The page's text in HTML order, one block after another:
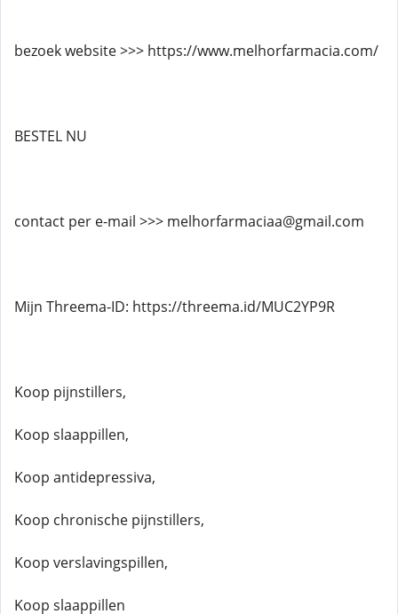
bezoek website >>> https://www.melhorfarmacia.com/
BESTEL NU
contact per e-mail >>> melhorfarmaciaa@gmail.com
Mijn Threema-ID: https://threema.id/MUC2YP9R
Koop pijnstillers,
Koop slaappillen,
Koop antidepressiva,
Koop chronische pijnstillers,
Koop verslavingspillen,
Koop slaappillen